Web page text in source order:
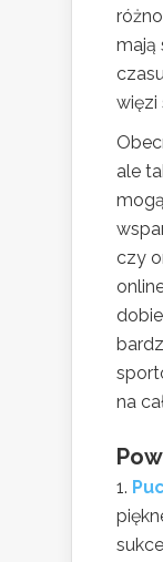
mają
więzi
ale
czy
na